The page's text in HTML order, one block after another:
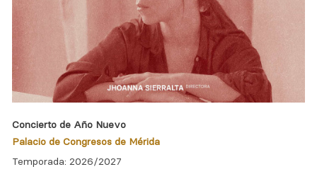
Concierto de Año Nuevo
Palacio de Congresos de Mérida
Temporada: 2026/2027